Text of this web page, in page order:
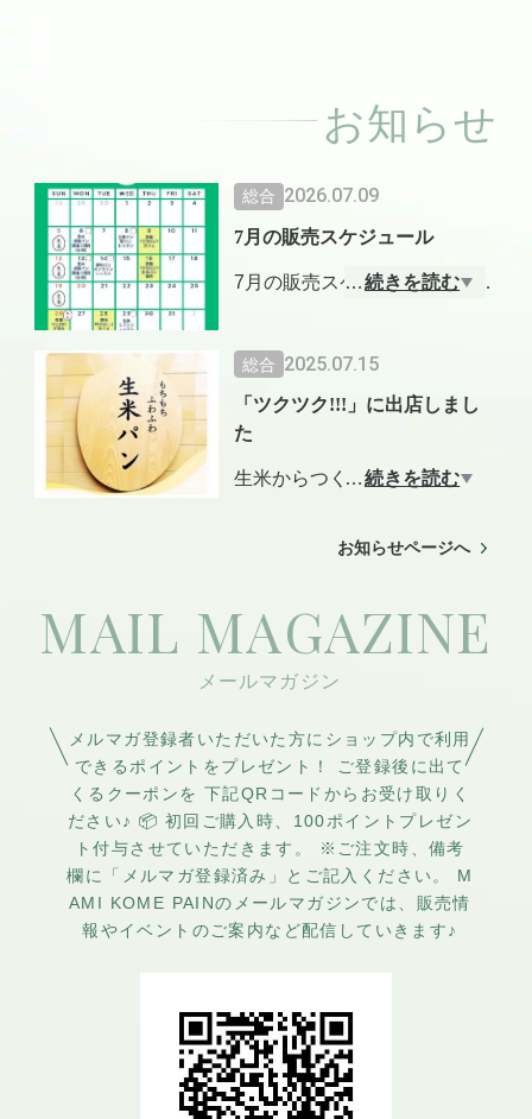
お知らせ
総合 2026.07.09
7月の販売スケジュール
7月の販売スケジュールです！
レッスンも開催しております
のでチェックしてみてくださ
い🎵
公式ライン
mi_kome_pain?igsh=MTJxd2xl
…続きを読む
総合 2025.07.15
「ツクツク!!!」に出店しまし
た
生米からつくるグルテンフリ
トベースのパン屋「マミコメ
な【メルマガ登録特典】も用
意していますのでお気軽にご
https://home.tsuku2.jp/meruma
ga_register.php?mlscd=00002
78498
…続きを読む
お知らせページへ
MAIL MAGAZINE
メルマガ登録者いただいた方にショップ内で利用
できるポイントをプレゼント！ ご登録後に出て
くるクーポンを 下記QRコードからお受け取りく
ださい♪ 📦 初回ご購入時、100ポイントプレゼン
ト付与させていただきます。 ※ご注文時、備考
欄に「メルマガ登録済み」とご記入ください。 M
AMI KOME PAINのメールマガジンでは、販売情
報やイベントのご案内など配信していきます♪